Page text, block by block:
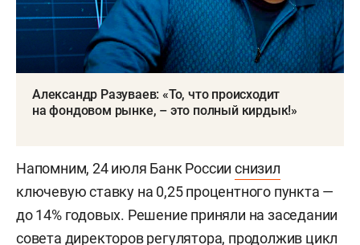
Александр Разуваев: «То, что происходит
на фондовом рынке, – это полный кирдык!»
Напомним, 24 июля Банк Россииснизил
ключевую ставку на 0,25 процентного пункта —
до 14% годовых. Решение приняли на заседании
совета директоров регулятора, продолжив цикл